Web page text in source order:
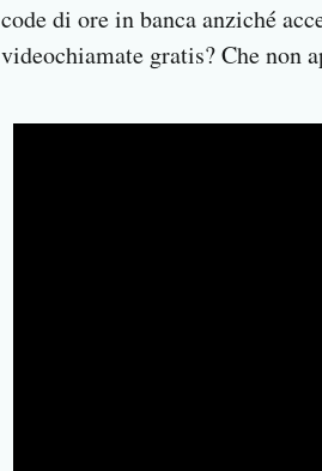
code di ore in banca anziché
videochiamate gratis? Che non